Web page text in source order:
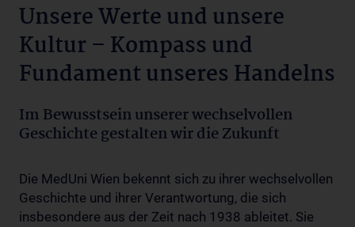
Unsere Werte und unsere
Kultur – Kompass und
Fundament unseres Handelns
Im Bewusstsein unserer wechselvollen
Geschichte gestalten wir die Zukunft
Die MedUni Wien bekennt sich zu ihrer wechselvollen
Geschichte und ihrer Verantwortung, die sich
insbesondere aus der Zeit nach 1938 ableitet. Sie